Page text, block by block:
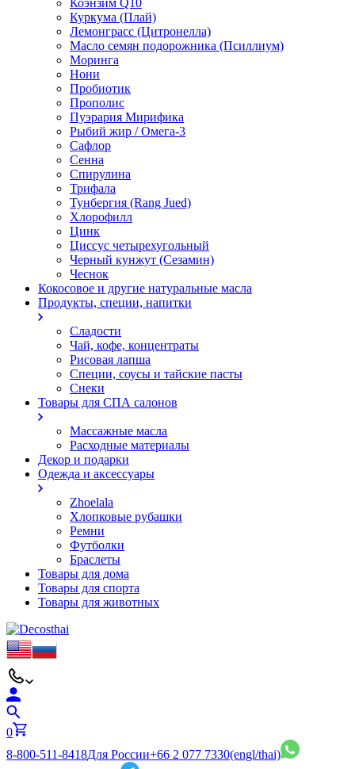
Коэнзим Q10
Куркума (Плай)
Лемонграсс (Цитронелла)
Масло семян подорожника (Псиллиум)
Моринга
Нони
Пробиотик
Прополис
Пуэрария Мирифика
Рыбий жир / Омега-3
Сафлор
Сенна
Спирулина
Трифала
Тунбергия (Rang Jued)
Хлорофилл
Цинк
Циссус четырехугольный
Черный кунжут (Сезамин)
Чеснок
Кокосовое и другие натуральные масла
Продукты, специи, напитки
Сладости
Чай, кофе, концентраты
Рисовая лапша
Специи, соусы и тайские пасты
Снеки
Товары для СПА салонов
Массажные масла
Расходные материалы
Декор и подарки
Одежда и аксессуары
Zhoelala
Хлопковые рубашки
Ремни
Футболки
Браслеты
Товары для дома
Товары для спорта
Товары для животных
0
8-800-511-8418Для России+66 2 077 7330(engl/thai)